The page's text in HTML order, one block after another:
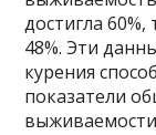
достигла
48%. Эти
курения
показатели